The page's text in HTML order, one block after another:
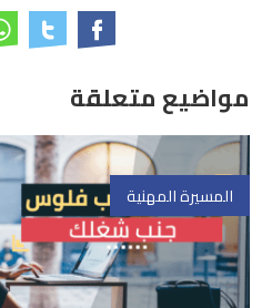
مواضيع متعلقة
المسيرة المهنية